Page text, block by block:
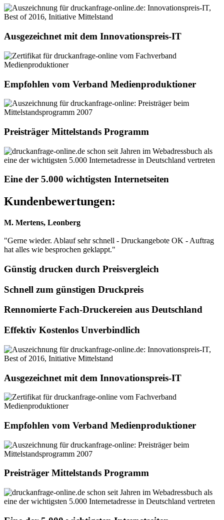
Ausgezeichnet mit dem Innovationspreis-IT
Empfohlen vom Verband Medienproduktioner
Preisträger Mittelstands Programm
Eine der 5.000 wichtigsten Internetseiten
Kundenbewertungen:
M. Mertens, Leonberg
"Gerne wieder. Ablauf sehr schnell - Druckangebote OK - Auftrag
hat alles wie besprochen geklappt."
Günstig drucken durch Preisvergleich
Schnell zum günstigen Druckpreis
Rennomierte Fach-Druckereien aus Deutschland
Effektiv Kostenlos Unverbindlich
Ausgezeichnet mit dem Innovationspreis-IT
Empfohlen vom Verband Medienproduktioner
Preisträger Mittelstands Programm